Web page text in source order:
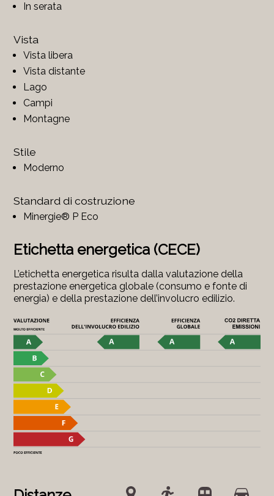
In serata
Vista
Vista libera
Vista distante
Lago
Campi
Montagne
Stile
Moderno
Standard di costruzione
Minergie® P Eco
Etichetta energetica (CECE)
L’etichetta energetica risulta dalla valutazione della
prestazione energetica globale (consumo e fonte di
energia) e della prestazione dell’involucro edilizio.